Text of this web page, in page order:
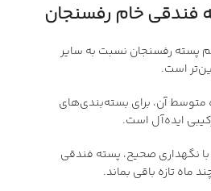
فندقی خام رفسنجان
پسته رفسنجان نسبت به سایر
است.
متوسط آن، برای بسته‌بندی‌های
ایده‌آل است.
با نگهداری صحیح، پسته فندقی
ماه تازه باقی بماند.